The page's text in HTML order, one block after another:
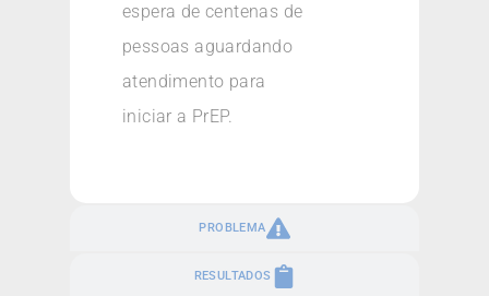
PROBLEMA
RESULTADOS
espera de centenas de
pessoas aguardando
atendimento para
iniciar a PrEP.